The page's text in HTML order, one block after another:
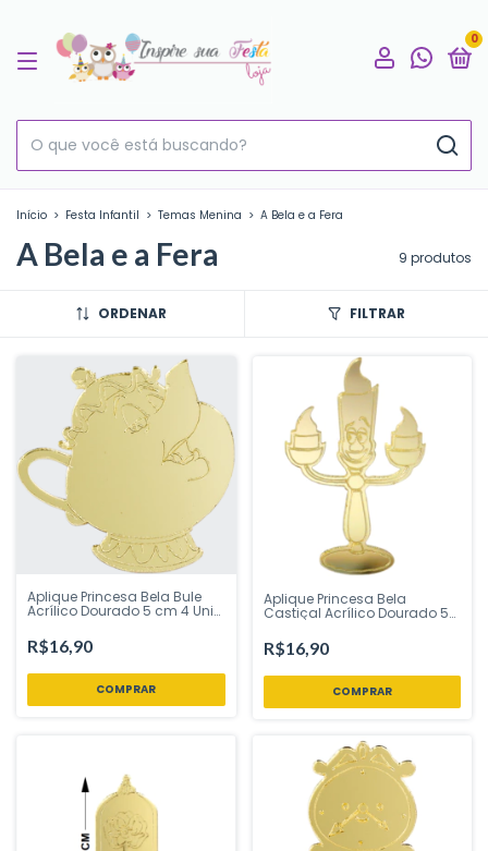
0
Início > Festa Infantil > Temas Menina > A Bela e a Fera
A Bela e a Fera 9 produtos
ORDENAR FILTRAR
Aplique Princesa Bela Bule
Acrílico Dourado 5 cm 4 Uni
Loja
R$16,90
Aplique Princesa Bela
Castiçal Acrílico Dourado 5
Festa Loja
R$16,90